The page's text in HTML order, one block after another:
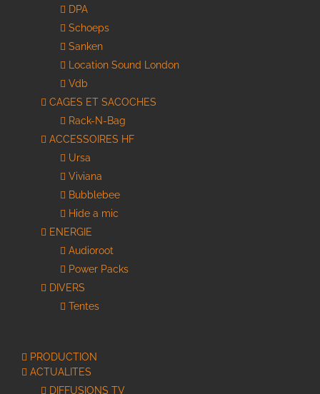
DPA
Schoeps
Sanken
Location Sound London
Vdb
CAGES ET SACOCHES
Rack-N-Bag
ACCESSOIRES HF
Ursa
Viviana
Bubblebee
Hide a mic
ENERGIE
Audioroot
Power Packs
DIVERS
Tentes
PRODUCTION
ACTUALITES
DIFFUSIONS TV